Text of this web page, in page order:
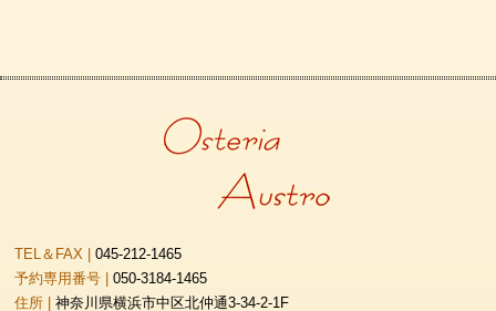
TEL＆FAX |
045-212-1465
予約専用番号 |
050-3184-1465
住所 |
神奈川県横浜市中区北仲通3-34-2-1F